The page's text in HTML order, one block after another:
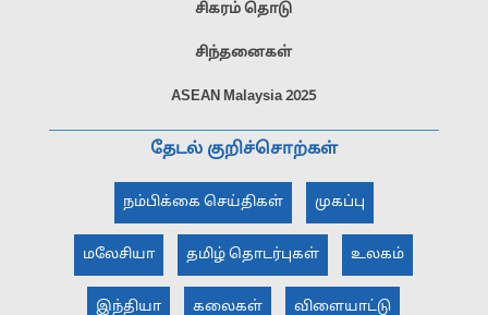
சிகரம் தொடு
சிந்தனைகள்
ASEAN Malaysia 2025
தேடல் குறிச்சொற்கள்
நம்பிக்கை செய்திகள் முகப்பு
மலேசியா தமிழ் தொடர்புகள் உலகம்
இந்தியா கலைகள் விளையாட்டு